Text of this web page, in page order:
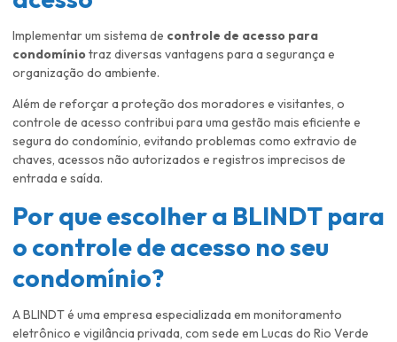
Implementar um sistema de controle de acesso para
condomíniotraz diversas vantagens para a segurança e
organização do ambiente.
Além de reforçar a proteção dos moradores e visitantes, o
controle de acesso contribui para uma gestão mais eficiente e
segura do condomínio, evitando problemas como extravio de
chaves, acessos não autorizados e registros imprecisos de
entrada e saída.
Por que escolher a BLINDT para
o controle de acesso no seu
condomínio?
A BLINDT é uma empresa especializada em monitoramento
eletrônico e vigilância privada, com sede em Lucas do Rio Verde